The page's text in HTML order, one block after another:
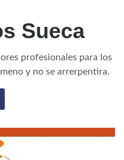
Sueca
profesionales para los
y no se arrerpentira.